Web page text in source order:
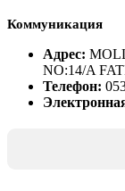
Коммуникация
Адрес:
NO:14/A
Телефон: